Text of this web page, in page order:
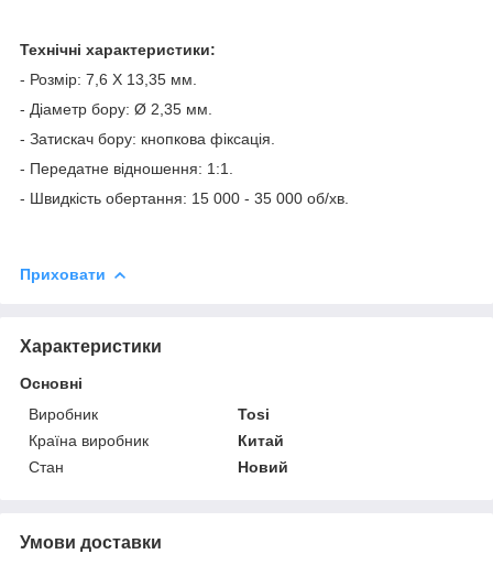
Технічні характеристики:
- Розмір: 7,6 Х 13,35 мм.
- Діаметр бору: Ø 2,35 мм.
- Затискач бору: кнопкова фіксація.
- Передатне відношення: 1:1.
- Швидкість обертання: 15 000 - 35 000 об/хв.
Приховати
Характеристики
Основні
Виробник
Tosi
Країна виробник
Китай
Стан
Новий
Умови доставки